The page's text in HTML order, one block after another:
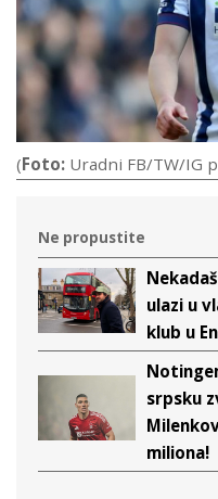
(Foto: Uradni FB/TW/IG
Ne propustite
ulazi u
klub u
srpsku
miliona!